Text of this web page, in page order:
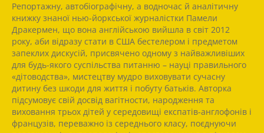
Репортажну, автобіографічну, а водночас й аналітичну
книжку знаної нью-йоркської журналістки Памели
Дракермен, що вона англійською вийшла в світ 2012
року, аби відразу стати в США бестелером і предметом
запеклих дискусій, присвячено одному з найважливіших
для будь-якого суспільства питанню – науці правильного
«дітоводства», мистецтву мудро виховувати сучасну
дитину без шкоди для життя і побуту батьків. Авторка
підсумовує свій досвід вагітности, народження та
виховання трьох дітей у середовищі експатів-англофонів і
французів, переважно із середнього класу, поєднуючи